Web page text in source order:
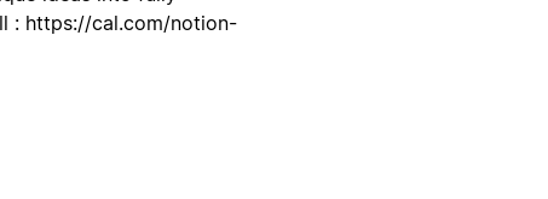
: https://cal.com/notion-